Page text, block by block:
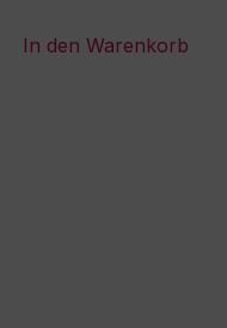
In den Warenkorb